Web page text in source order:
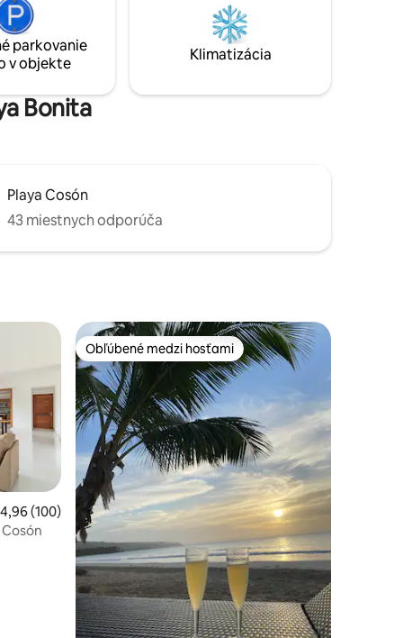
pri
nádherných individuálne navrhnutých
apartmánov, z ktorých každý má vlastnú
osobnosť, z ktorých jeden je čiastočne
parkovanie
v objekte
Klimatizácia
Bonita
Playa Cosón
43 miestnych odporúča
159
ohodnotenie 4,96 z 5, počet hodnotení: 100
4,96 (100)
Obľúbené medzi hosťami
Obľúbené medzi hosťami